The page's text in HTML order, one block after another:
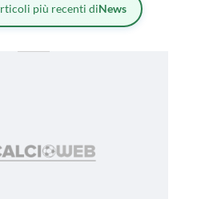
più recenti diNews